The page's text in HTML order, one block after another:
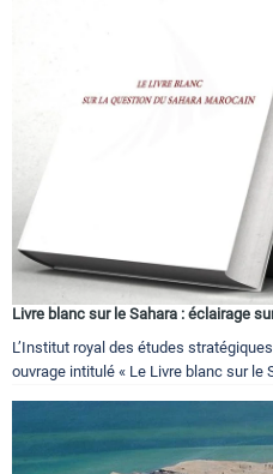
Livre blanc sur le Sahara : éclairage
L’Institut royal des études
ouvrage intitulé « Le Livre blanc sur le